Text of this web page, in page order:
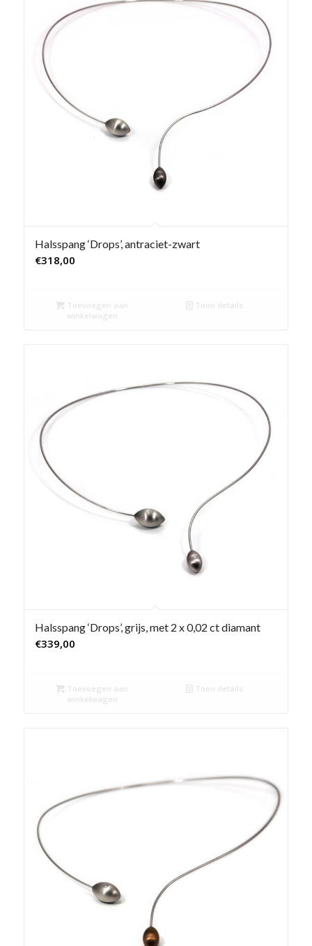
Halsspang ‘Drops’, antraciet-zwart
€318,00
Toevoegen aan
winkelwagen
Toon details
Halsspang ‘Drops’, grijs, met 2 x 0,02 ct diamant
€339,00
Toevoegen aan
winkelwagen
Toon details